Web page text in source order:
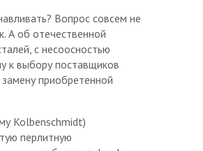
Вопрос совсем не
А об отечественной
с несоосностью
к выбору поставщиков
приобретенной
Kolbenschmidt)
перлитную